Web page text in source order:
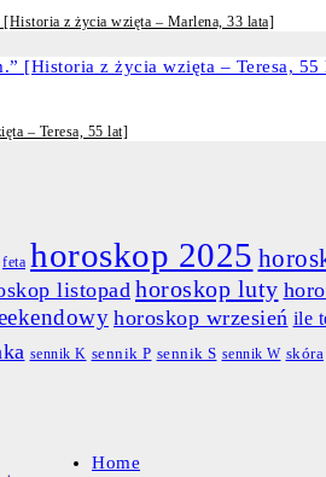
[Historia z życia wzięta – Marlena, 33 lata]
– Teresa, 55 lat]
feta horoskop 2025
listopadhoroskop luty
horoskop wrzesień ile
sennik K sennik P sennik S sennik W skóra
Home